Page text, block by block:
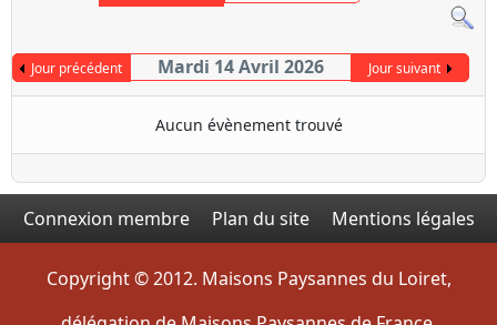
Jour précédent Mardi 14 Avril 2026 Jour suivant
Aucun évènement trouvé
Connexion membre Plan du site Mentions légales
Copyright © 2012. Maisons Paysannes du Loiret,